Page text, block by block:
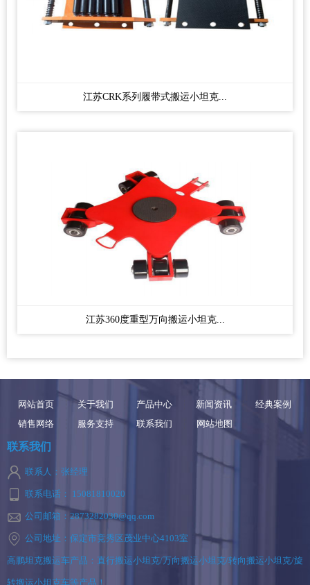
江苏CRK系列履带式搬运小坦克...
江苏360度重型万向搬运小坦克...
网站首页 关于我们 产品中心 新闻资讯
经典案例
销售网络
服务支持 联系我们 网站地图
联系我们
联系人：张经理
联系电话： 15081810020
公司邮箱：2873282030@qq.com
公司地址：保定市竞秀区茂业中心4103室
高鹏坦克搬运车产品：直行搬运小坦克/万向搬运小坦克/转向搬运小坦克/旋
转搬运小坦克车等产品！